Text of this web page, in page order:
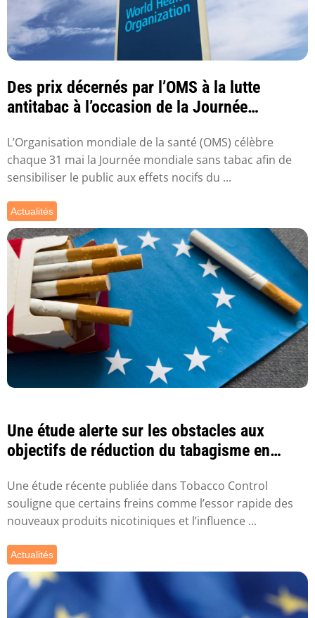
Des prix décernés par l’OMS à la lutte
antitabac à l’occasion de la Journée
L’Organisation mondiale de la santé (OMS) célèbre
chaque 31 mai la Journée mondiale sans tabac afin de
sensibiliser le public aux effets nocifs du ...
Actualités
Une étude alerte sur les obstacles aux
objectifs de réduction du tabagisme en
Une étude récente publiée dans Tobacco Control
souligne que certains freins comme l’essor rapide des
nouveaux produits nicotiniques et l’influence ...
Actualités